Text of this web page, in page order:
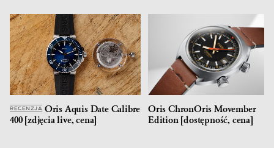
RECENZJA Oris Aquis Date Calibre
400 [zdjęcia live, cena]
Oris ChronOris Movember
Edition [dostępność, cena]